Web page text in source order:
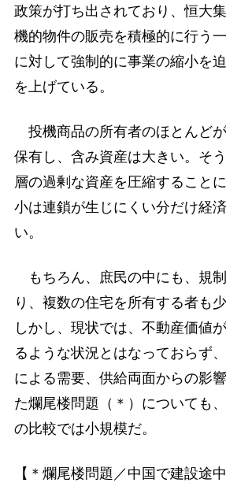
政策が打ち出されており、恒大
機的物件の販売を積極的に行う
に対して強制的に事業の縮小を
を上げている。
投機商品の所有者のほとんど
保有し、含み資産は大きい。そ
層の過剰な資産を圧縮すること
小は連鎖が生じにくい分だけ経
い。
もちろん、庶民の中にも、規
り、複数の住宅を所有する者も
しかし、現状では、不動産価値
るような状況とはなっておらず
による需要、供給両面からの影
た爛尾楼問題（＊）についても
の比較では小規模だ。
【＊爛尾楼問題／中国で建設途